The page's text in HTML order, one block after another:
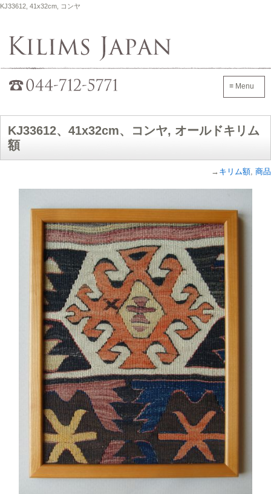
KJ33612, 41x32cm, コンヤ
≡ Menu
KJ33612、41x32cm、コンヤ, オールドキリム
額
→ キリム額, 商品